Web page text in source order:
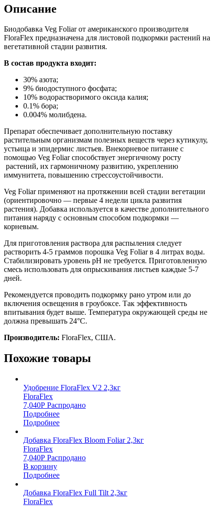
Описание
Биодобавка Veg Foliar от американского производителя
FloraFlex предназначена для листовой подкормки растений на
вегетативной стадии развития.
В состав продукта входит:
30% азота;
9% биодоступного фосфата;
10% водорастворимого оксида калия;
0.1% бора;
0.004% молибдена.
Препарат обеспечивает дополнительную поставку
растительным организмам полезных веществ через кутикулу,
устьица и эпидермис листьев. Внекорневое питание с
помощью Veg Foliar способствует энергичному росту
растений, их гармоничному развитию, укреплению
иммунитета, повышению стрессоустойчивости.
Veg Foliar применяют на протяжении всей стадии вегетации
(ориентировочно — первые 4 недели цикла развития
растения). Добавка используется в качестве дополнительного
питания наряду с основным способом подкормки —
корневым.
Для приготовления раствора для распыления следует
растворить 4-5 граммов порошка Veg Foliar в 4 литрах воды.
Стабилизировать уровень pH не требуется. Приготовленную
смесь использовать для опрыскивания листьев каждые 5-7
дней.
Рекомендуется проводить подкормку рано утром или до
включения освещения в гроубоксе. Так эффективность
впитывания будет выше. Температура окружающей среды не
должна превышать 24°C.
Производитель: FloraFlex, США.
Похожие товары
Удобрение FloraFlex V2 2,3кг
FloraFlex
7,040Р Распродано
Подробнее
Подробнее
Добавка FloraFlex Bloom Foliar 2,3кг
FloraFlex
7,040Р Распродано
В корзину
Подробнее
Добавка FloraFlex Full Tilt 2,3кг
FloraFlex